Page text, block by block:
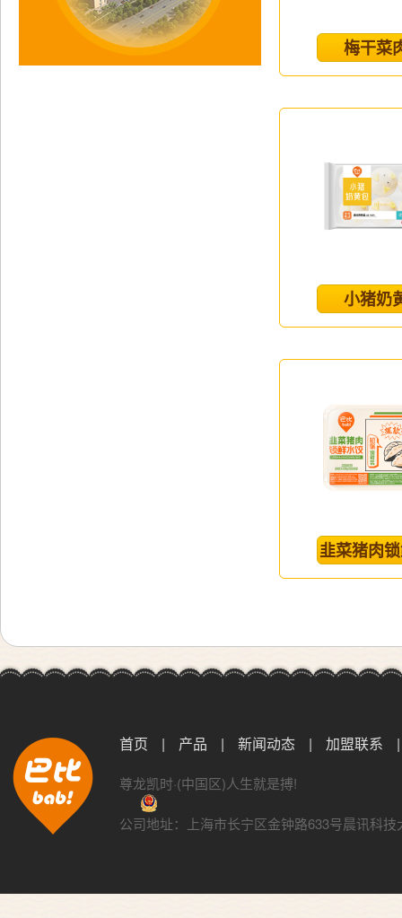
梅干菜
小猪奶
韭菜猪肉
首页 | 产品 | 新闻动态 | 加盟联系 |
尊龙凯时·(中国区)人生就是搏!
公司地址：上海市长宁区金钟路633号晨讯科技